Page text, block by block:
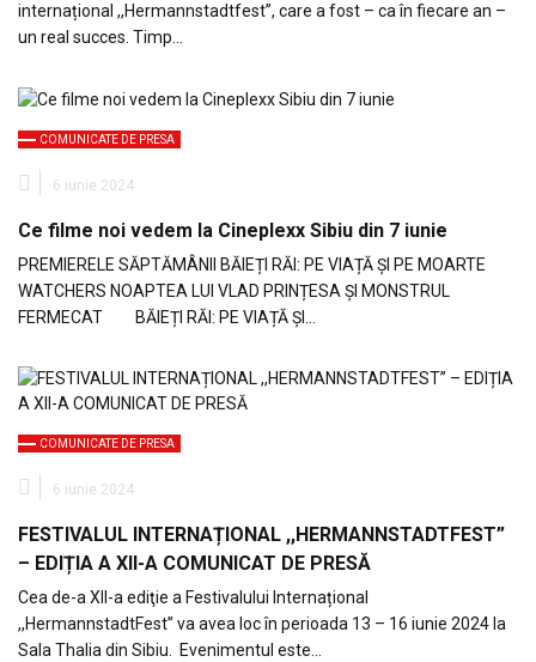
internațional ,,Hermannstadtfest”, care a fost – ca în fiecare an –
un real succes. Timp…
COMUNICATE DE PRESA
6 iunie 2024
Ce filme noi vedem la Cineplexx Sibiu din 7 iunie
PREMIERELE SĂPTĂMÂNII BĂIEȚI RĂI: PE VIAȚĂ ȘI PE MOARTE
WATCHERS NOAPTEA LUI VLAD PRINȚESA ȘI MONSTRUL
FERMECAT BĂIEȚI RĂI: PE VIAȚĂ ȘI…
COMUNICATE DE PRESA
6 iunie 2024
FESTIVALUL INTERNAȚIONAL ,,HERMANNSTADTFEST”
– EDIȚIA A XII-A COMUNICAT DE PRESĂ
Cea de-a XII-a ediţie a Festivalului Internațional
,,HermannstadtFest” va avea loc în perioada 13 – 16 iunie 2024 la
Sala Thalia din Sibiu. Evenimentul este…